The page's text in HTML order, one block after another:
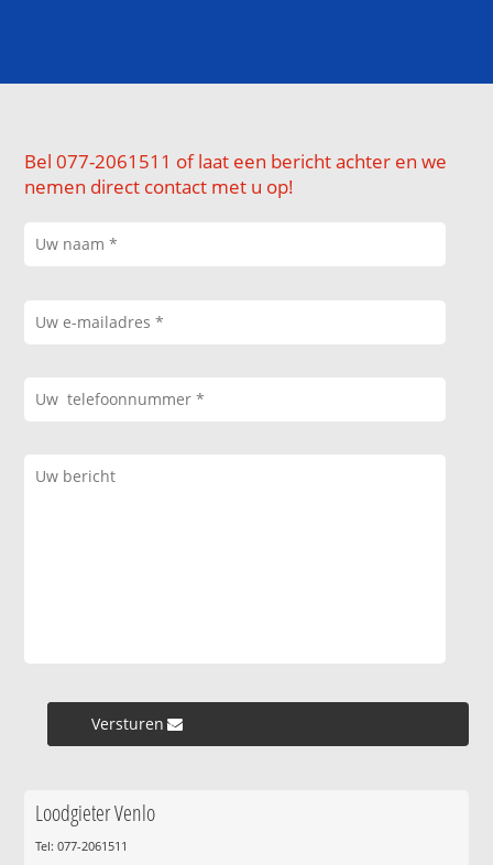
Bel 077-2061511 of laat een bericht achter en we
nemen direct contact met u op!
Versturen »
Loodgieter Venlo
Tel: 077-2061511